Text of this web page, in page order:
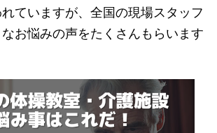
ていますが、全国の現場スタッフ
お悩みの声をたくさんもらいます